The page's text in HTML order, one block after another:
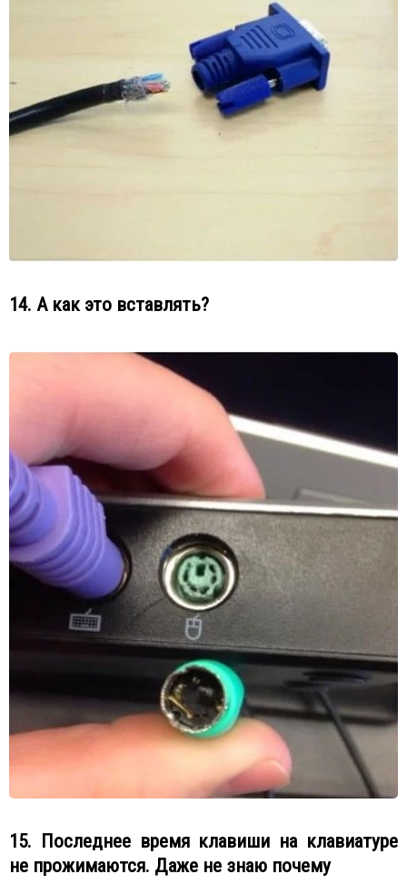
14. А как это вставлять?
15. Последнее время клавиши на клавиатуре
не прожимаются. Даже не знаю почему